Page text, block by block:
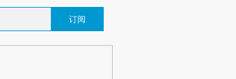
订阅